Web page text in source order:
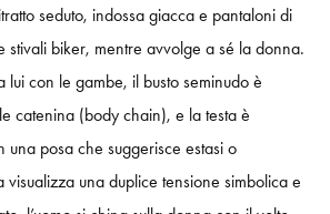
seduto, indossa giacca e pantaloni di
stivali biker, mentre avvolge a sé la donna.
lui con le gambe, il busto seminudo è
catenina (body chain), e la testa è
una posa che suggerisce estasi o
una duplice tensione simbolica e